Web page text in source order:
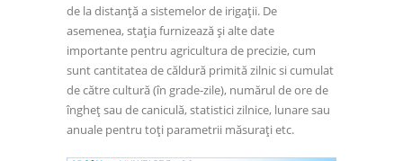
de la distanță a sistemelor de irigații. De
asemenea, stația furnizează și alte date
importante pentru agricultura de precizie, cum
sunt cantitatea de căldură primită zilnic si cumulat
de către cultură (în grade-zile), numărul de ore de
îngheț sau de caniculă, statistici zilnice, lunare sau
anuale pentru toți parametrii măsurați etc.